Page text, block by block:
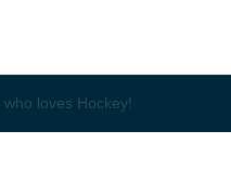
loves Hockey!